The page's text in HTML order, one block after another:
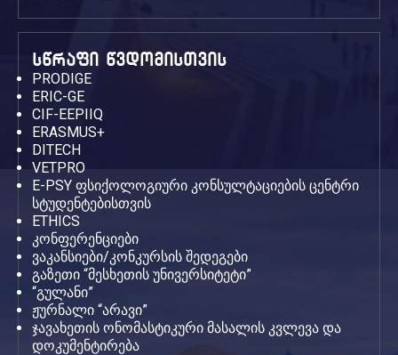
სწრაფი წვდომისთვის
PRODIGE
ERIC-GE
CIF-EEPIIQ
ERASMUS+
DITECH
VETPRO
E-PSY ფსიქოლოგიური კონსულტაციების ცენტრი
სტუდენტებისთვის
ETHICS
კონფერენციები
ვაკანსიები/კონკურსის შედეგები
გაზეთი “მესხეთის უნივერსიტეტი”
“გულანი”
ჟურნალი “არავი”
ჯავახეთის ონომასტიკური მასალის კვლევა და
დოკუმენტირება